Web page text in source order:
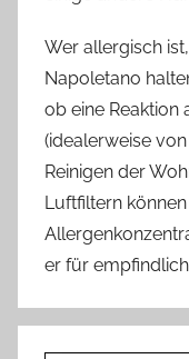
Wer allergisch
Napoletano
ob eine Reaktion
(idealerweise
Reinigen der
Luftfiltern
er für